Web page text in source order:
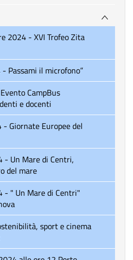
- Passami il microfono”
e docenti
del mare